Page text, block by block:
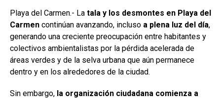
Playa del Carmen.- La tala y los desmontes en Playa del
Carmen continúan avanzando, incluso a plena luz del día,
generando una creciente preocupación entre habitantes y
colectivos ambientalistas por la pérdida acelerada de
áreas verdes y de la selva urbana que aún permanece
dentro y en los alrededores de la ciudad.
Sin embargo, la organización ciudadana comienza a